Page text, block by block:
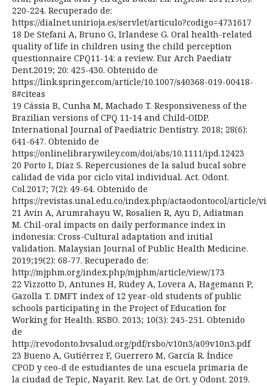
220-224. Recuperado de:
https://dialnet.unirioja.es/servlet/articulo?codigo=4731617
18 De Stefani A, Bruno G, Irlandese G. Oral health-related
quality of life in children using the child perception
questionnaire CPQ11-14: a review. Eur Arch Paediatr
Dent.2019; 20: 425-430. Obtenido de
https://link.springer.com/article/10.1007/s40368-019-00418-
8#citeas
19 Cássia B, Cunha M, Machado T. Responsiveness of the
Brazilian versions of CPQ 11‐14 and Child‐OIDP.
International Journal of Paediatric Dentistry. 2018; 28(6):
641-647. Obtenido de
https://onlinelibrary.wiley.com/doi/abs/10.1111/ipd.12423
20 Porto I, Díaz S. Repercusiones de la salud bucal sobre
calidad de vida por ciclo vital individual. Act. Odont.
Col.2017; 7(2): 49-64. Obtenido de
https://revistas.unal.edu.co/index.php/actaodontocol/article/
21 Avin A, Arumrahayu W, Rosalien R, Ayu D, Adiatman
M. Chil-oral impacts on daily performance index in
indonesia: Cross-Cultural adaptation and initial
validation. Malaysian Journal of Public Health Medicine.
2019;19(2): 68-77. Recuperado de:
http://mjphm.org/index.php/mjphm/article/view/173
22 Vizzotto D, Antunes H, Rudey A, Lovera A, Hagemann P,
Gazolla T. DMFT index of 12 year-old students of public
schools participating in the Project of Education for
Working for Health. RSBO. 2013; 10(3): 245-251. Obtenido
de
http://revodonto.bvsalud.org/pdf/rsbo/v10n3/a09v10n3.pdf
23 Bueno A, Gutiérrez F, Guerrero M, García R. Índice
CPOD y ceo-d de estudiantes de una escuela primaria de
la ciudad de Tepic, Nayarit. Rev. Lat. de Ort. y Odont. 2019.